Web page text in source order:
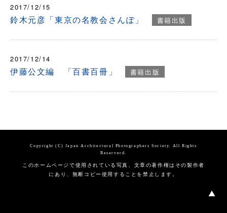
2017/12/15
鈴木元彦「東京の名教会さんぽ」 書籍出版
2017/12/14
伊藤公文編 「百書百冊」 書籍出版
Copyright (C) Japan Architectural Photographers Society. All Rights
Reserverd.
このホームページで使用されている写真、文章の著作権はその製作者
にあり、無断コピー使用することを禁止します。